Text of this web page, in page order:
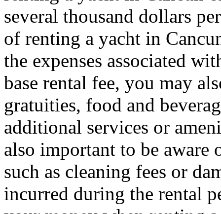
several thousand dollars
of renting a yacht in
the expenses associated
base rental fee, you may
gratuities, food and
additional services or
also important to be aware
such as cleaning fees or
incurred during the rental